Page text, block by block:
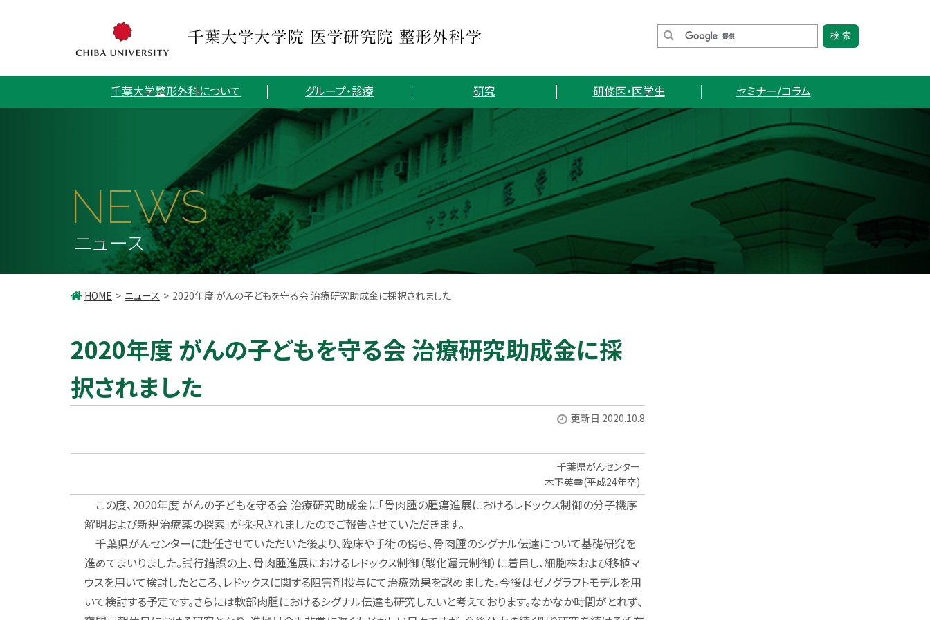
千葉大学整形外科について グループ・診療 研究 研修医・医学生 セミナー/コラム
NEWS
ニュース
HOME ニュース 2020年度 がんの子どもを守る会 治療研究助成金に採択されました
2020年度 がんの子どもを守る会 治療研究助成金に採
択されました
更新日 2020.10.8
千葉県がんセンター
木下英幸(平成24年卒)
この度、2020年度 がんの子どもを守る会 治療研究助成金に「骨肉腫の腫瘍進展におけるレドックス制御の分子機序
解明および新規治療薬の探索」が採択されましたのでご報告させていただきます。
千葉県がんセンターに赴任させていただいた後より、臨床や手術の傍ら、骨肉腫のシグナル伝達について基礎研究を
進めてまいりました。試行錯誤の上、骨肉腫進展におけるレドックス制御（酸化還元制御）に着目し、細胞株および移植マ
ウスを用いて検討したところ、レドックスに関する阻害剤投与にて治療効果を認めました。今後はゼノグラフトモデルを用
いて検討する予定です。さらには軟部肉腫におけるシグナル伝達も研究したいと考えております。なかなか時間がとれず、